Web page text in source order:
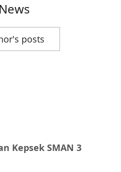
posts
Kepsek SMAN 3